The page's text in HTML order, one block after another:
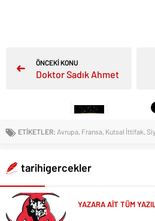
ÖNCEKİ KONU
Doktor Sadık Ahmet
ETİKETLER: Avrupa, Fransa, Kutsal İttifak,
tarihigercekler
YAZARA AİT TÜM